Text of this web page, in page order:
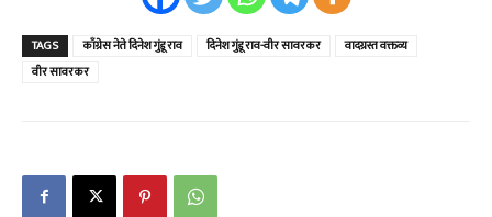
TAGS काँग्रेस नेते दिनेश गुंडू राव दिनेश गुंडू राव-वीर सावरकर
वादग्रस्त वक्तव्य
वीर सावरकर